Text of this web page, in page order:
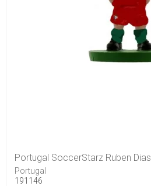
Portugal SoccerStarz Ruben Dias
Portugal
191146